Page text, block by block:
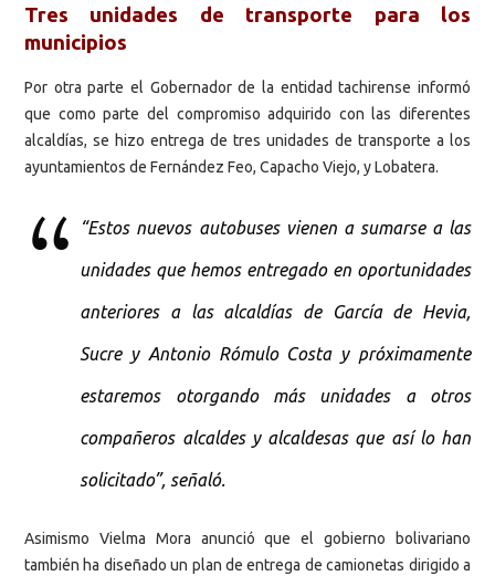
Tres unidades
de transporte para los
municipios
Por otra parte el Gobernador de la entidad tachirense informó
que como parte del compromiso adquirido con las diferentes
alcaldías, se hizo entrega de tres unidades de transporte a los
ayuntamientos de Fernández Feo, Capacho Viejo, y Lobatera.
“Estos nuevos autobuses vienen a sumarse a las
unidades que hemos entregado en oportunidades
anteriores a las alcaldías de García de Hevia,
Sucre y Antonio Rómulo Costa y próximamente
estaremos otorgando más unidades a otros
compañeros alcaldes y alcaldesas que así lo han
solicitado”, señaló.
Asimismo Vielma Mora anunció que el gobierno bolivariano
también ha diseñado un plan de entrega de camionetas dirigido a